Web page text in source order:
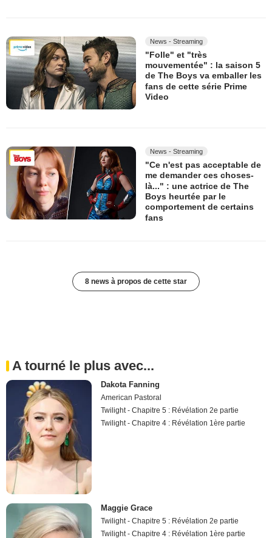
News - Streaming
"Folle" et "très
mouvementée" : la saison 5
de The Boys va emballer les
fans de cette série Prime
Video
News - Streaming
"Ce n'est pas acceptable de
me demander ces choses-
là..." : une actrice de The
Boys heurtée par le
comportement de certains
fans
8 news à propos de cette star
A tourné le plus avec...
Dakota Fanning
American Pastoral
Twilight - Chapitre 5 : Révélation 2e partie
Twilight - Chapitre 4 : Révélation 1ère partie
Maggie Grace
Twilight - Chapitre 5 : Révélation 2e partie
Twilight - Chapitre 4 : Révélation 1ère partie